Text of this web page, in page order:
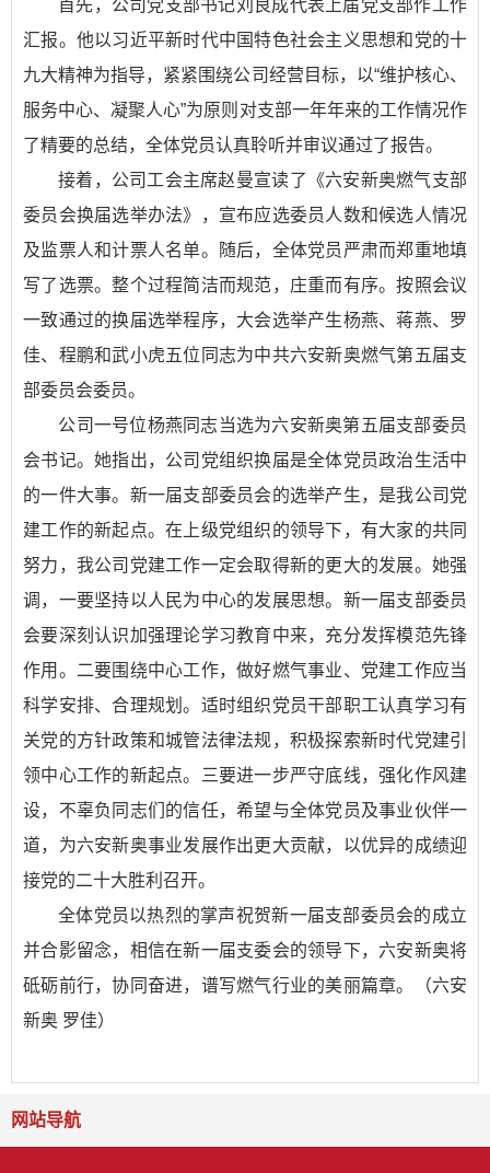
首先，公司党支部书记刘良成代表上届党支部作工作
汇报。他以习近平新时代中国特色社会主义思想和党的十
九大精神为指导，紧紧围绕公司经营目标，以“维护核心、
服务中心、凝聚人心”为原则对支部一年年来的工作情况作
了精要的总结，全体党员认真聆听并审议通过了报告。
接着，公司工会主席赵曼宣读了 《六安新奥燃气支部
委员会换届选举办法》
，宣布应选委员人数和候选人情况
及监票人和计票人名单。随后，全体党员严肃而郑重地填
写了选票。整个过程简洁而规范，庄重而有序。按照会议
一致通过的换届选举程序，大会选举产生杨燕、蒋燕、罗
佳、程鹏和武小虎五位同志为中共六安新奥燃气第五届支
部委员会委员。
公司一号位杨燕同志当选为六安新奥第五届支部委员
会书记。她指出，公司党组织换届是全体党员政治生活中
的一件大事。新一届支部委员会的选举产生，是我公司党
建工作的新起点。在上级党组织的领导下，有大家的共同
努力，我公司党建工作一定会取得新的更大的发展。她强
调，一要坚持以人民为中心的发展思想。新一届支部委员
会要深刻认识加强理论学习教育中来，充分发挥模范先锋
作用。二要围绕中心工作，做好燃气事业、党建工作应当
科学安排、合理规划。适时组织党员干部职工认真学习有
关党的方针政策和城管法律法规，积极探索新时代党建引
领中心工作的新起点。三要进一步严守底线，强化作风建
设，不辜负同志们的信任，希望与全体党员及事业伙伴一
道，为六安新奥事业发展作出更大贡献，以优异的成绩迎
接党的二十大胜利召开。
全体党员以热烈的掌声祝贺新一届支部委员会的成立
并合影留念，相信在新一届支委会的领导下，六安新奥将
砥砺前行，协同奋进，谱写燃气行业的美丽篇章。（六安
新奥 罗佳）
网站导航